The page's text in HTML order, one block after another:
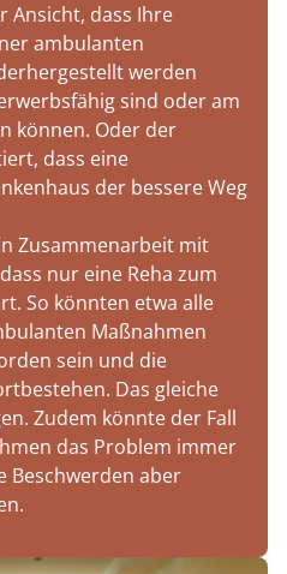
Ansicht, dass Ihre
ambulanten
werden
sind oder am
können. Oder der
dass eine
der bessere Weg
Zusammenarbeit mit
nur eine Reha zum
So könnten etwa alle
Maßnahmen
sein und die
Das gleiche
Zudem könnte der Fall
das Problem immer
Beschwerden aber